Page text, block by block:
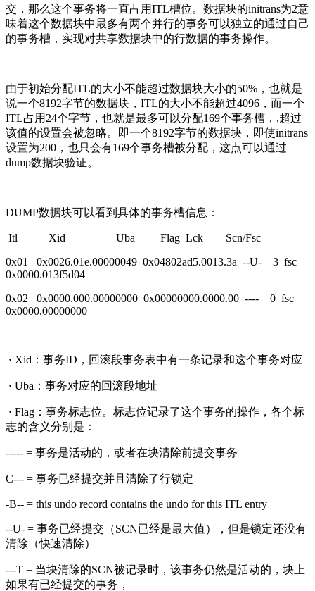
交，那么这个事务将一直占用ITL槽位。数据块的initrans为2意
味着这个数据块中最多有两个并行的事务可以独立的通过自己
的事务槽，实现对共享数据块中的行数据的事务操作。
由于初始分配ITL的大小不能超过数据块大小的50%，也就是
说一个8192字节的数据块，ITL的大小不能超过4096，而一个
ITL占用24个字节，也就是最多可以分配169个事务槽，,超过
该值的设置会被忽略。即一个8192字节的数据块，即使initrans
设置为200，也只会有169个事务槽被分配，这点可以通过
dump数据块验证。
DUMP数据块可以看到具体的事务槽信息：
Itl Xid Uba Flag Lck Scn/Fsc
0x01 0x0026.01e.00000049 0x04802ad5.0013.3a --U- 3 fsc
0x0000.013f5d04
0x02 0x0000.000.00000000 0x00000000.0000.00 ---- 0 fsc
0x0000.00000000
· Xid：事务ID，回滚段事务表中有一条记录和这个事务对应
· Uba：事务对应的回滚段地址
· Flag：事务标志位。标志位记录了这个事务的操作，各个标
志的含义分别是：
----- = 事务是活动的，或者在块清除前提交事务
C--- = 事务已经提交并且清除了行锁定
-B-- = this undo record contains the undo for this ITL entry
--U- = 事务已经提交（SCN已经是最大值），但是锁定还没有
清除（快速清除）
---T = 当块清除的SCN被记录时，该事务仍然是活动的，块上
如果有已经提交的事务，